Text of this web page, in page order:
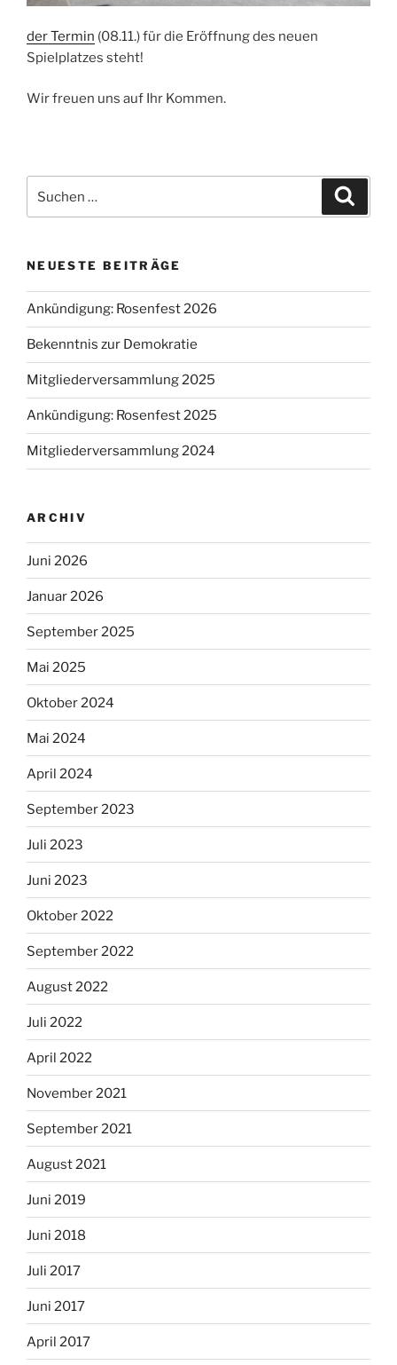
der Termin (08.11.) für die Eröffnung des neuen
Spielplatzes steht!
Wir freuen uns auf Ihr Kommen.
nach:
NEUESTE BEITRÄGE
Ankündigung: Rosenfest 2026
Bekenntnis zur Demokratie
Mitgliederversammlung 2025
Ankündigung: Rosenfest 2025
Mitgliederversammlung 2024
ARCHIV
Juni 2026
Januar 2026
September 2025
Mai 2025
Oktober 2024
Mai 2024
April 2024
September 2023
Juli 2023
Juni 2023
Oktober 2022
September 2022
August 2022
Juli 2022
April 2022
November 2021
September 2021
August 2021
Juni 2019
Juni 2018
Juli 2017
Juni 2017
April 2017